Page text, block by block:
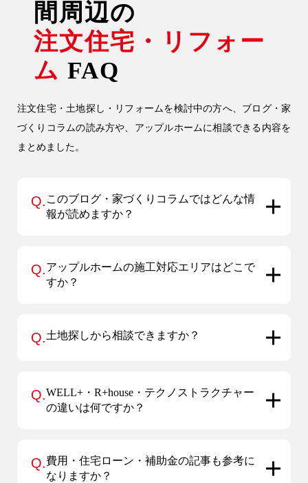
間周辺の
注文住宅・リフォー
ム FAQ
注文住宅・土地探し・リフォームを検討中の方へ、ブログ・家
づくりコラムの読み方や、アップルホームに相談できる内容を
まとめました。
Q. このブログ・家づくりコラムではどんな情
報が読めますか？
Q.アップルホームの施工対応エリアはどこで
すか？
Q.土地探しから相談できますか？
Q.WELL+・R+house・テクノストラクチャー
の違いは何ですか？
Q.費用・住宅ローン・補助金の記事も参考に
なりますか？